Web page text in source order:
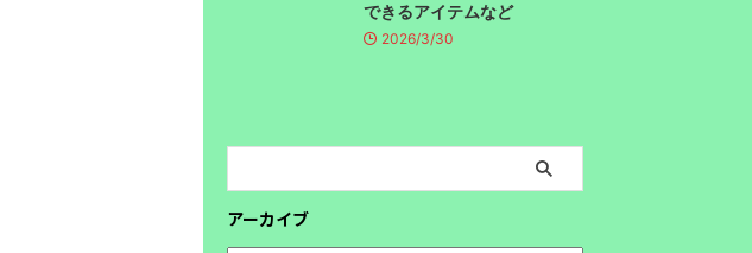
できるアイテムなど
2026/3/30
アーカイブ